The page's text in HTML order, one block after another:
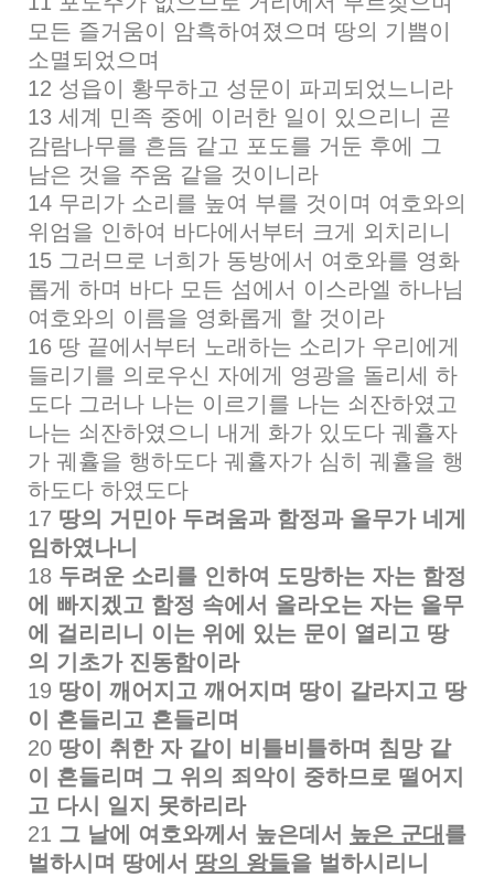
모든 즐거움이 암흑하여졌으며 땅의 기쁨이
소멸되었으며
12 성읍이 황무하고 성문이 파괴되었느니라
13 세계 민족 중에 이러한 일이 있으리니 곧
감람나무를 흔듬 같고 포도를 거둔 후에 그
남은 것을 주움 같을 것이니라
14 무리가 소리를 높여 부를 것이며 여호와의
위엄을 인하여 바다에서부터 크게 외치리니
15 그러므로 너희가 동방에서 여호와를 영화
롭게 하며 바다 모든 섬에서 이스라엘 하나님
여호와의 이름을 영화롭게 할 것이라
16 땅 끝에서부터 노래하는 소리가 우리에게
들리기를 의로우신 자에게 영광을 돌리세 하
도다 그러나 나는 이르기를 나는 쇠잔하였고
나는 쇠잔하였으니 내게 화가 있도다 궤휼자
가 궤휼을 행하도다 궤휼자가 심히 궤휼을 행
하도다 하였도다
17 땅의 거민아 두려움과 함정과 올무가 네게
임하였나니
18 두려운 소리를 인하여 도망하는 자는 함정
에 빠지겠고 함정 속에서 올라오는 자는 올무
에 걸리리니 이는 위에 있는 문이 열리고 땅
의 기초가 진동함이라
19 땅이 깨어지고 깨어지며 땅이 갈라지고 땅
이 흔들리고 흔들리며
20 땅이 취한 자 같이 비틀비틀하며 침망 같
이 흔들리며 그 위의 죄악이 중하므로 떨어지
고 다시 일지 못하리라
21 그 날에 여호와께서 높은데서 높은 군대 를
벌하시며 땅에서 땅의 왕들을 벌하시리니